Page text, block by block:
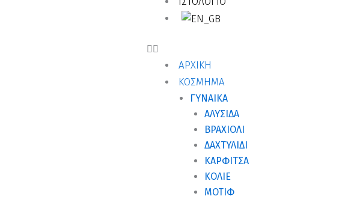
ΑΡΧΙΚΗ
ΚΟΣΜΗΜΑ
ΓΥΝΑΙΚΑ
ΑΛΥΣΊΔΑ
ΒΡΑΧΙΌΛΙ
ΔΑΧΤΥΛΊΔΙ
ΚΑΡΦΊΤΣΑ
ΚΟΛΙΈ
ΜΟΤΊΦ